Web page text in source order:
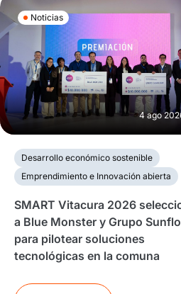
Noticias
4 ago
Desarrollo económico sostenible
Emprendimiento e Innovación abierta
SMART Vitacura 2026
a Blue Monster y Grupo
para pilotear soluciones
tecnológicas en la comuna